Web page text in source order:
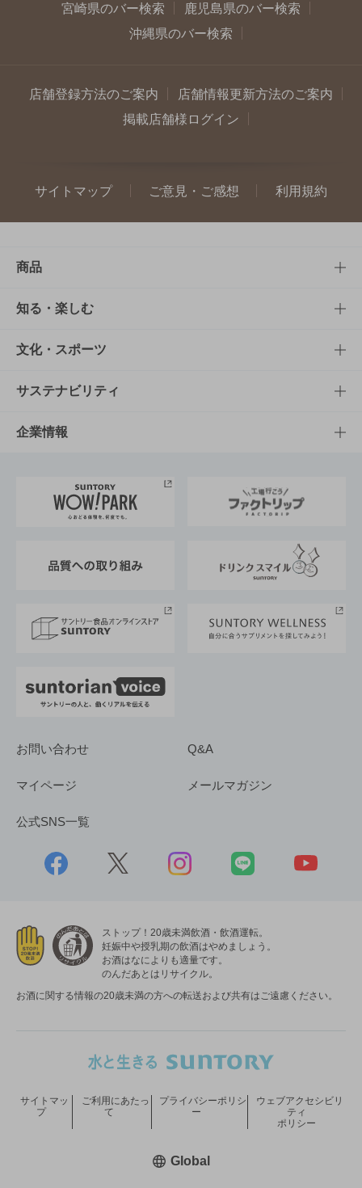
宮崎県のバー検索
鹿児島県のバー検索
沖縄県のバー検索
店舗登録方法のご案内
店舗情報更新方法のご案内
掲載店舗様ログイン
サイトマップ ご意見・ご感想 利用規約
商品
商品TOP
商品一覧
商品発売情報
栄養成分一覧
知る・楽しむ
知る・楽しむTOP
キャンペーン
工場見学
地域情報
文化・スポーツ
文化・スポーツTOP
サントリーホール
サントリーサンバーズ大阪
サステナビリティ
サステナビリティTOP
サントリーが考えるサステナビリティ経営
企業情報
企業概要
採用情報
お問い合わせ Q&A
マイページ メールマガジン
公式SNS一覧
ストップ！20歳未満飲酒・飲酒運転。
妊娠中や授乳期の飲酒はやめましょう。
お酒はなによりも適量です。
のんだあとはリサイクル。
お酒に関する情報の20歳未満の方への転送および共有はご遠慮ください。
サイトマッ
プ
ご利用にあたっ
て
プライバシーポリシ
ー
ウェブアクセシビリ
ティ
ポリシー
Global新しいウィンドウで開く